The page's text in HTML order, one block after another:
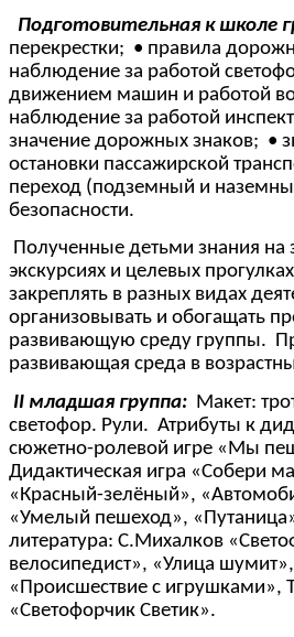
Подготовительная к школе
перекрестки; • правила
наблюдение за работой
движением машин и работой
наблюдение за работой
значение дорожных знаков; •
остановки пассажирской
переход (подземный и
безопасности.
Полученные детьми знания на
экскурсиях и целевых
закреплять в разных видах
организовывать и обогащать
развивающую среду группы.
развивающая среда в
II младшая группа: Макет:
светофор. Рули. Атрибуты к
сюжетно-ролевой игре «Мы
Дидактическая игра «Собери
«Красный-зелёный»,
«Умелый пешеход»,
литература: С.Михалков
велосипедист», «Улица
«Происшествие с игрушками»,
«Светофорчик Светик».